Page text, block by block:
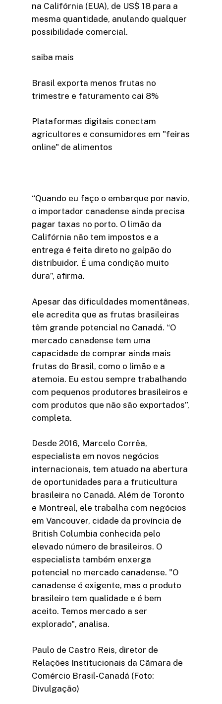
na Califórnia (EUA), de US$ 18 para a
mesma quantidade, anulando qualquer
possibilidade comercial.
saiba mais
Brasil exporta menos frutas no
trimestre e faturamento cai 8%
Plataformas digitais conectam
agricultores e consumidores em "feiras
online" de alimentos
“Quando eu faço o embarque por navio,
o importador canadense ainda precisa
pagar taxas no porto. O limão da
Califórnia não tem impostos e a
entrega é feita direto no galpão do
distribuidor. É uma condição muito
dura”, afirma.
Apesar das dificuldades momentâneas,
ele acredita que as frutas brasileiras
têm grande potencial no Canadá. “O
mercado canadense tem uma
capacidade de comprar ainda mais
frutas do Brasil, como o limão e a
atemoia. Eu estou sempre trabalhando
com pequenos produtores brasileiros e
com produtos que não são exportados”,
completa.
Desde 2016, Marcelo Corrêa,
especialista em novos negócios
internacionais, tem atuado na abertura
de oportunidades para a fruticultura
brasileira no Canadá. Além de Toronto
e Montreal, ele trabalha com negócios
em Vancouver, cidade da província de
British Columbia conhecida pelo
elevado número de brasileiros. O
especialista também enxerga
potencial no mercado canadense. "O
canadense é exigente, mas o produto
brasileiro tem qualidade e é bem
aceito. Temos mercado a ser
explorado", analisa.
Paulo de Castro Reis, diretor de
Relações Institucionais da Câmara de
Comércio Brasil-Canadá (Foto:
Divulgação)